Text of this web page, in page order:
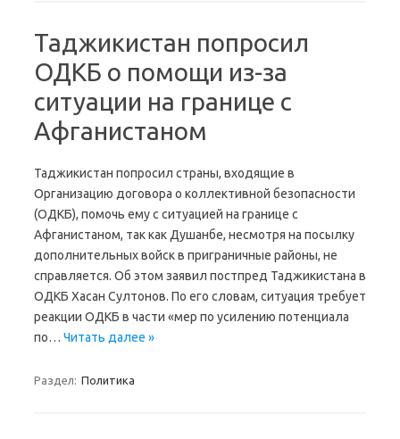
Таджикистан попросил
ОДКБ о помощи из-за
ситуации на границе с
Афганистаном
Таджикистан попросил страны, входящие в
Организацию договора о коллективной безопасности
(ОДКБ), помочь ему с ситуацией на границе с
Афганистаном, так как Душанбе, несмотря на посылку
дополнительных войск в приграничные районы, не
справляется. Об этом заявил постпред Таджикистана в
ОДКБ Хасан Султонов. По его словам, ситуация требует
реакции ОДКБ в части «мер по усилению потенциала
по… Читать далее »
Раздел: Политика